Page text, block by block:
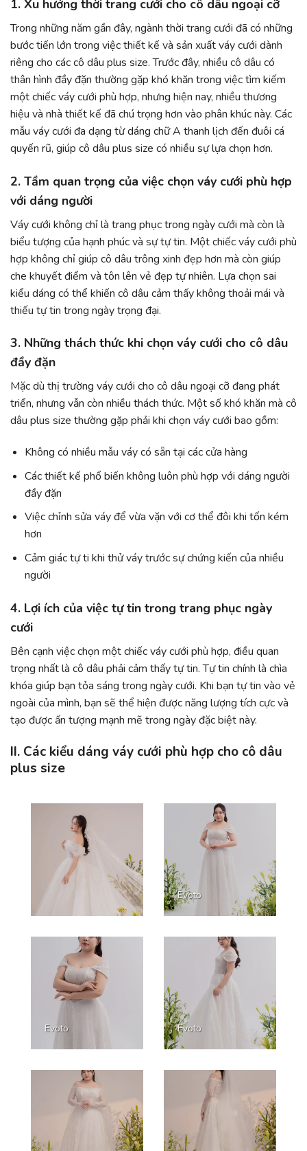
1. Xu hướng thời trang cưới cho cô dâu ngoại cỡ
Trong những năm gần đây, ngành thời trang cưới đã có những
bước tiến lớn trong việc thiết kế và sản xuất váy cưới dành
riêng cho các cô dâu plus size. Trước đây, nhiều cô dâu có
thân hình đầy đặn thường gặp khó khăn trong việc tìm kiếm
một chiếc váy cưới phù hợp, nhưng hiện nay, nhiều thương
hiệu và nhà thiết kế đã chú trọng hơn vào phân khúc này. Các
mẫu váy cưới đa dạng từ dáng chữ A thanh lịch đến đuôi cá
quyến rũ, giúp cô dâu plus size có nhiều sự lựa chọn hơn.
2. Tầm quan trọng của việc chọn váy cưới phù hợp
với dáng người
Váy cưới không chỉ là trang phục trong ngày cưới mà còn là
biểu tượng của hạnh phúc và sự tự tin. Một chiếc váy cưới phù
hợp không chỉ giúp cô dâu trông xinh đẹp hơn mà còn giúp
che khuyết điểm và tôn lên vẻ đẹp tự nhiên. Lựa chọn sai
kiểu dáng có thể khiến cô dâu cảm thấy không thoải mái và
thiếu tự tin trong ngày trọng đại.
3. Những thách thức khi chọn váy cưới cho cô dâu
đầy đặn
Mặc dù thị trường váy cưới cho cô dâu ngoại cỡ đang phát
triển, nhưng vẫn còn nhiều thách thức. Một số khó khăn mà cô
dâu plus size thường gặp phải khi chọn váy cưới bao gồm:
Không có nhiều mẫu váy có sẵn tại các cửa hàng
Các thiết kế phổ biến không luôn phù hợp với dáng người
đầy đặn
Việc chỉnh sửa váy để vừa vặn với cơ thể đôi khi tốn kém
hơn
Cảm giác tự ti khi thử váy trước sự chứng kiến của nhiều
người
4. Lợi ích của việc tự tin trong trang phục ngày
cưới
Bên cạnh việc chọn một chiếc váy cưới phù hợp, điều quan
trọng nhất là cô dâu phải cảm thấy tự tin. Tự tin chính là chìa
khóa giúp bạn tỏa sáng trong ngày cưới. Khi bạn tự tin vào vẻ
ngoài của mình, bạn sẽ thể hiện được năng lượng tích cực và
tạo được ấn tượng mạnh mẽ trong ngày đặc biệt này.
II. Các kiểu dáng váy cưới phù hợp cho cô dâu
plus size
Evoto
Evoto Evoto